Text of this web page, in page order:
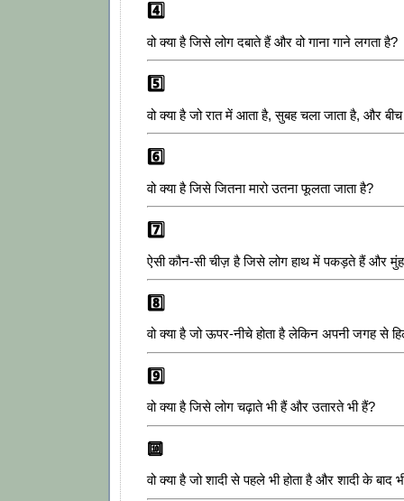
4️⃣
वो क्या है जिसे लोग दबाते हैं और वो गाना गाने लगता है?
5️⃣
वो क्या है जो रात में आता है, सुबह चला जाता है, और
6️⃣
वो क्या है जिसे जितना मारो उतना फूलता जाता है?
7️⃣
ऐसी कौन-सी चीज़ है जिसे लोग हाथ में पकड़ते हैं और
8️⃣
वो क्या है जो ऊपर-नीचे होता है लेकिन अपनी जगह से
9️⃣
वो क्या है जिसे लोग चढ़ाते भी हैं और उतारते भी हैं?
🔟
वो क्या है जो शादी से पहले भी होता है और शादी के बाद